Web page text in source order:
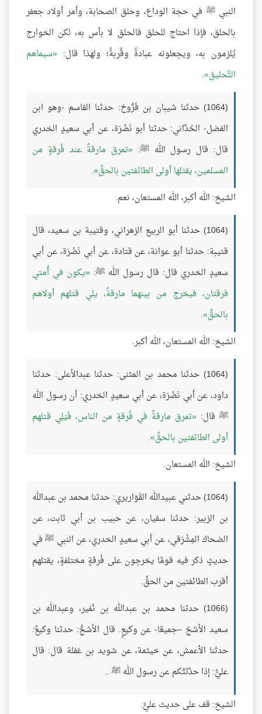
النبي ﷺ في حجة الوداع، وحلق الصحابة، وأمر أولاد جعفر
بالحلق، فإذا احتاج للحلق فالحلق لا بأس به، لكن الخوارج
يُلزمون به، ويجعلونه عبادةً وقُربةً؛ ولهذا قال:
سيماهم
التَّحليق .
(1064) حدثنا شيبان بن فَرُّوخ: حدثنا القاسم -وهو ابن
الفضل- الحُدَّاني: حدثنا أبو نَضْرَة، عن أبي سعيدٍ الخدري
قال: قال رسول الله ﷺ:
تمرق مارقةٌ عند فُرقةٍ من
المسلمين، يقتلها أولى الطائفتين بالحقِّ .
الشيخ: الله أكبر، الله المستعان، نعم.
(1064) حدثنا أبو الربيع الزهراني، وقتيبة بن سعيد، قال
قتيبة: حدثنا أبو عوانة، عن قتادة، عن أبي نَضْرَة، عن أبي
سعيدٍ الخدري قال: قال رسول الله ﷺ: يكون في أُمتي
فرقتان، فيخرج من بينهما مارقةٌ، يلي قتلهم أولاهم
بالحقِّ .
الشيخ: الله المستعان، الله أكبر.
(1064) حدثنا محمد بن المثنى: حدثنا عبدالأعلى: حدثنا
داود، عن أبي نَضْرَة، عن أبي سعيدٍ الخدري: أن رسول الله
ﷺ قال: تمرق مارقةٌ في فُرقةٍ من الناس، فَيَلِي قتلهم
أولى الطائفتين بالحقِّ .
الشيخ: الله المستعان.
(1064) حدثني عبيدالله القَوَاريري: حدثنا محمد بن عبدالله
بن الزبير: حدثنا سفيان، عن حبيب بن أبي ثابت، عن
الضحاك المِشْرَقي، عن أبي سعيدٍ الخدري، عن النبي ﷺ في
حديثٍ ذكر فيه قومًا يخرجون على فُرقةٍ مختلفةٍ، يقتلهم
أقرب الطائفتين من الحقِّ.
(1066) حدثنا محمد بن عبدالله بن نُمَير، وعبدالله بن
سعيد الأشجّ –جميعًا- عن وكيعٍ. قال الأشجُّ: حدثنا وكيعٌ:
حدثنا الأعمش، عن خيثمة، عن سُويد بن غفلة قال: قال
عليٌّ: إذا حدَّثتُكم عن رسول الله ﷺ ..
الشيخ: قف على حديث عليٍّ.